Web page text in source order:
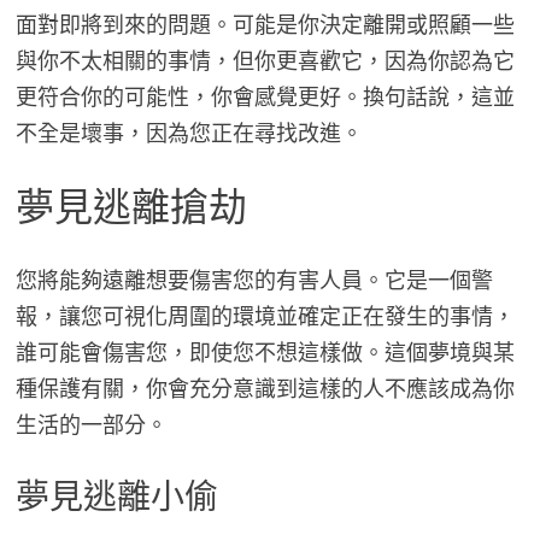
面對即將到來的問題。可能是你決定離開或照顧一些
與你不太相關的事情，但你更喜歡它，因為你認為它
更符合你的可能性，你會感覺更好。換句話說，這並
不全是壞事，因為您正在尋找改進。
夢見逃離搶劫
您將能夠遠離想要傷害您的有害人員。它是一個警
報，讓您可視化周圍的環境並確定正在發生的事情，
誰可能會傷害您，即使您不想這樣做。這個夢境與某
種保護有關，你會充分意識到這樣的人不應該成為你
生活的一部分。
夢見逃離小偷